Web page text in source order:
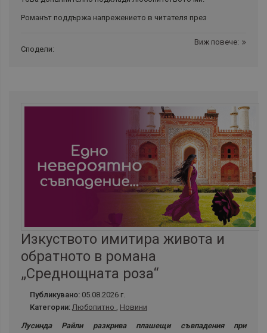
Романът поддържа напрежението в читателя през
Виж повече:
Сподели:
Изкуството имитира живота и
обратното в романа
„Среднощната роза“
Публикувано: 05.08.2026 г.
Категории: Любопитно , Новини
Лусинда Райли разкрива плашещи съвпадения при